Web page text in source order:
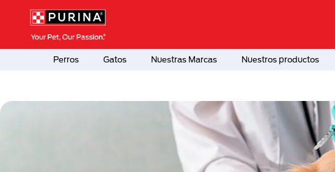
Pasar al contenido principal
Menú Secundario Purina
Menú Principal Purina
Perros Gatos Nuestras Marcas Nuestros productos